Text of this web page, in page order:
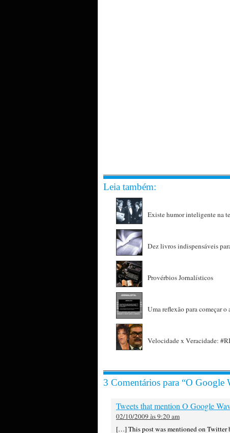
Leia também:
Existe humor inteligente na
Dez livros indispensáveis
Provérbios Jornalísticos
Uma reflexão para começar
Velocidade x Veracidade:
3 Comentários para “O Google
Tweets that mention O Google
02/10/2009 às 9:20 am
[…] This post was mentioned on Twitter